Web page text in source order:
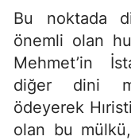
Bu noktada
önemli olan
Mehmet’in
diğer dini
ödeyerek
olan bu mülkü,